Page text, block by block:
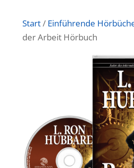
Start/ Einführende
der Arbeit Hörbuch